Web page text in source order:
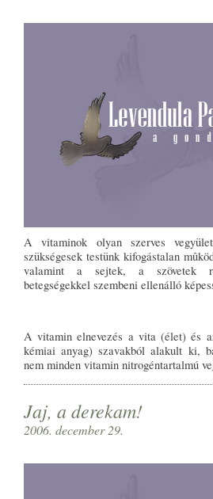
A vitaminok olyan szerves
szükségesek testünk kifogástalan
valamint a sejtek, a szövetek
betegségekkel szembeni ellenálló
A vitamin elnevezés a vita (élet) és
kémiai anyag) szavakból alakult ki,
nem minden vitamin nitrogéntartalmú
Jaj, a derekam!
2006. december 29.